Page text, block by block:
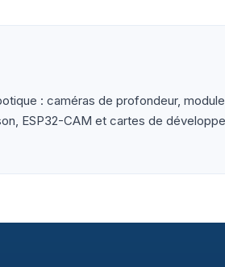
: caméras de profondeur,
ESP32-CAM et cartes de